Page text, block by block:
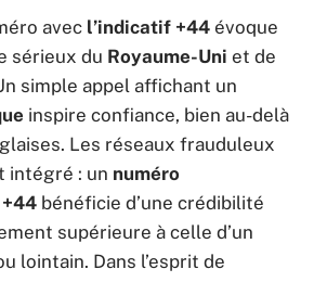
avec l’indicatif +44 évoque
sérieux du Royaume-Uni et de
simple appel affichant un
inspire confiance, bien au-delà
Les réseaux frauduleux
intégré : un numéro
bénéficie d’une crédibilité
supérieure à celle d’un
lointain. Dans l’esprit de